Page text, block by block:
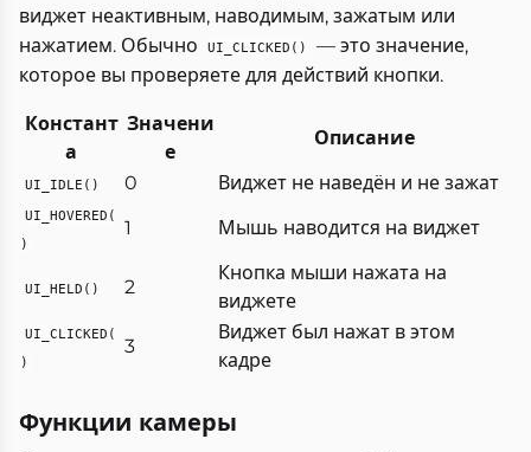
виджет неактивным, наводимым, зажатым или
нажатием. Обычно
UI_CLICKED()
— это значение,
которое вы проверяете для действий кнопки.
Констант
а
Значени
е
Описание
UI_IDLE() 0 Виджет не наведён и не зажат
UI_HOVERED(
)
1 Мышь наводится на виджет
UI_HELD() 2
Кнопка мыши нажата на
виджете
UI_CLICKED(
)
3
Виджет был нажат в этом
кадре
Функции камеры